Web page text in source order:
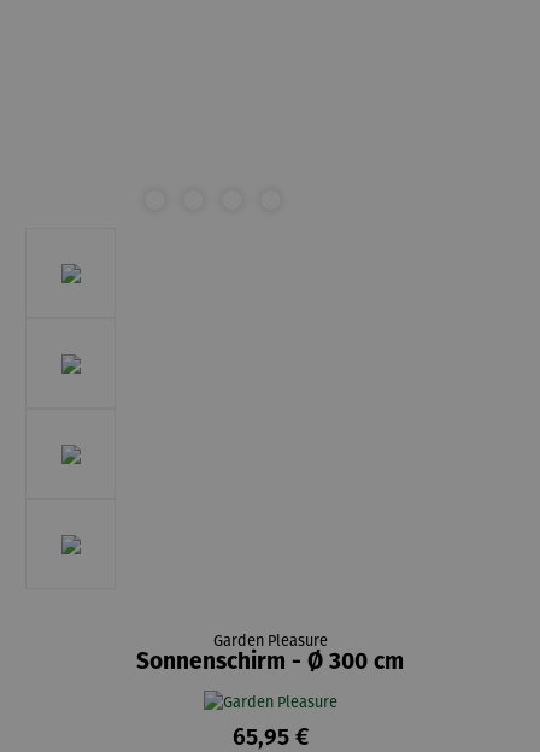
Garden Pleasure
Sonnenschirm - Ø 300 cm
65,95 €